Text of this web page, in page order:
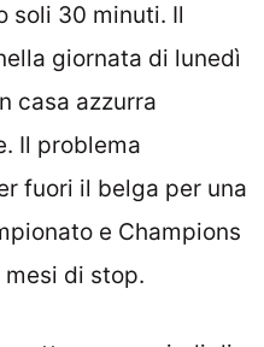
soli 30 minuti. Il
giornata di lunedì
casa azzurra
Il problema
fuori il belga per una
e Champions
di stop.